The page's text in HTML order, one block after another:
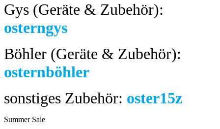
Gys (Geräte & Zubehör):
osterngys
Böhler (Geräte & Zubehör):
osternböhler
sonstiges Zubehör: oster15z
Summer Sale